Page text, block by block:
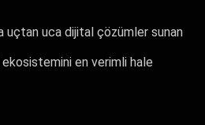
uçtan uca dijital çözümler sunan
ekosistemini en verimli hale